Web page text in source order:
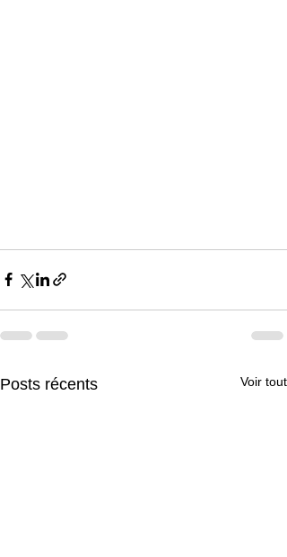
Posts récents Voir tout